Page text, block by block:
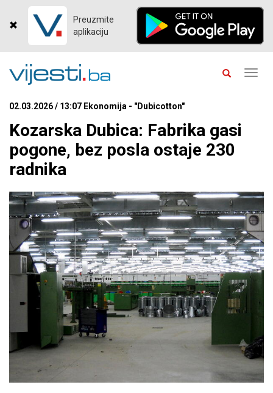
Preuzmite
aplikaciju
02.03.2026 / 13:07 Ekonomija - "Dubicotton"
Kozarska Dubica: Fabrika gasi
pogone, bez posla ostaje 230
radnika